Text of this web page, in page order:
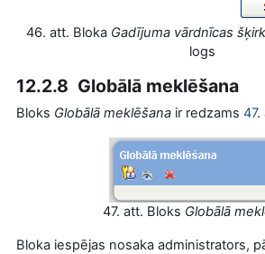
46. att. Bloka Gadījuma vārdnīcas
logs
12.2.8 Globālā meklēšana
Bloks Globālā meklēšana ir redzams 47.
47. att. Bloks Globālā
Bloka iespējas nosaka administrators,